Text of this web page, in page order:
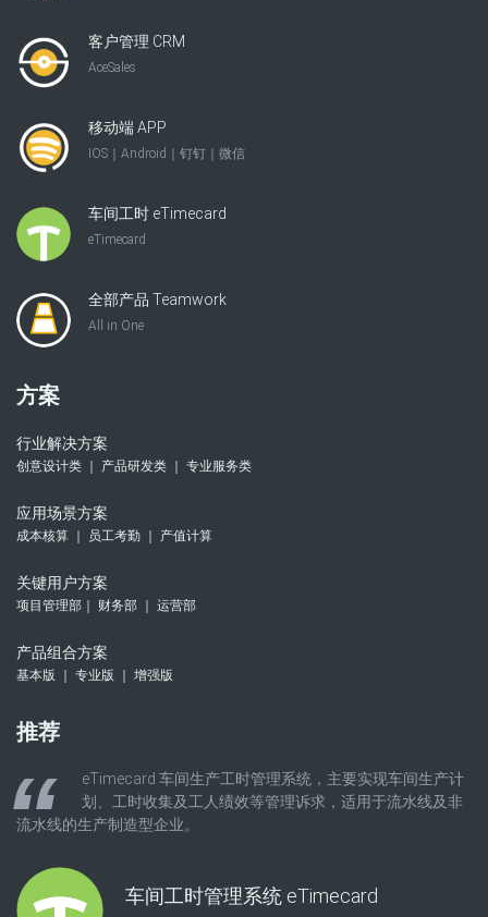
客户管理 CRM
AceSales
移动端 APP
IOS｜Android｜钉钉｜微信
车间工时 eTimecard
eTimecard
全部产品 Teamwork
All in One
方案
行业解决方案
创意设计类 ｜ 产品研发类 ｜ 专业服务类
应用场景方案
成本核算 ｜ 员工考勤 ｜ 产值计算
关键用户方案
项目管理部｜ 财务部 ｜ 运营部
产品组合方案
基本版 ｜ 专业版 ｜ 增强版
推荐
eTimecard 车间生产工时管理系统，主要实现车间生产计
划、工时收集及工人绩效等管理诉求，适用于流水线及非
流水线的生产制造型企业。
车间工时管理系统 eTimecard